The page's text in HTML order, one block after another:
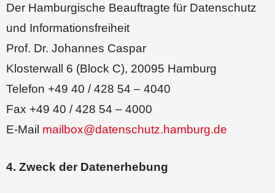
Der Hamburgische Beauftragte für Datenschutz
und Informationsfreiheit
Prof. Dr. Johannes Caspar
Klosterwall 6 (Block C), 20095 Hamburg
Telefon +49 40 / 428 54 – 4040
Fax +49 40 / 428 54 – 4000
E-Mail mailbox@datenschutz.hamburg.de
4. Zweck der Datenerhebung